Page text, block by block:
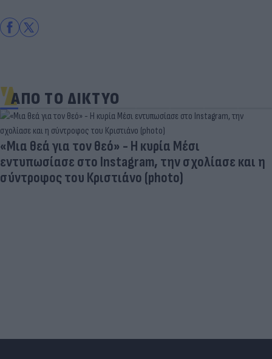
ΑΠΟ ΤΟ ΔΙΚΤΥΟ
«Μια θεά για τον θεό» - Η κυρία Μέσι
εντυπωσίασε στο Instagram, την σχολίασε και η
σύντροφος του Κριστιάνο (photo)